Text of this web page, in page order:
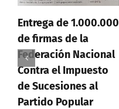
Entrega de 1.000.000
de firmas de la
Federación Nacional
Contra el Impuesto
de Sucesiones al
Partido Popular